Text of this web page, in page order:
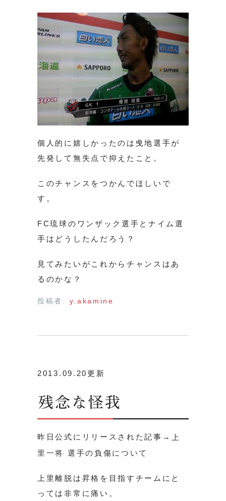
個人的に嬉しかったのは曵地選手が
先発して無失点で抑えたこと。
このチャンスをつかんでほしいで
す。
FC琉球のワンザック選手とナイム選
手はどうしたんだろう？
見てみたいがこれからチャンスはあ
るのかな？
投稿者: y.akamine
2013.09.20更新
残念な怪我
昨日公式にリリースされた記事→
上
里一将 選手の負傷について
上里離脱は昇格を目指すチームにと
っては非常に痛い。